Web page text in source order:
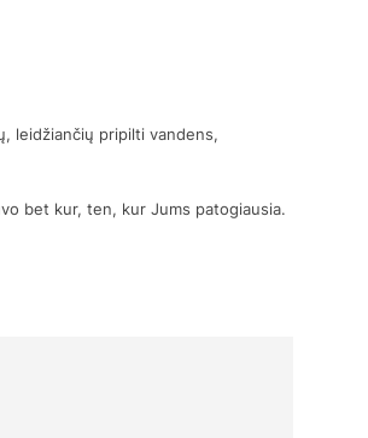
leidžiančių pripilti vandens,
bet kur, ten, kur Jums patogiausia.